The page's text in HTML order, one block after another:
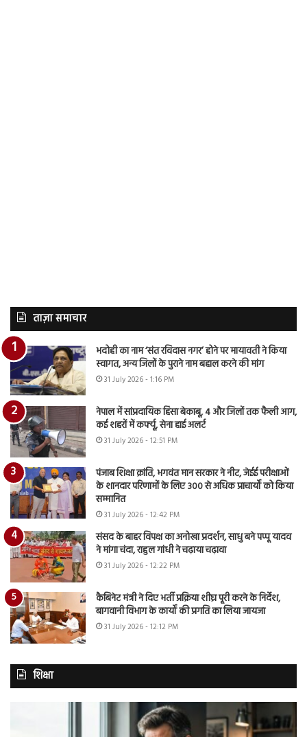
ताज़ा समाचार
भदोही का नाम ‘संत रविदास नगर’ होने पर मायावती ने किया
स्वागत, अन्य जिलों के पुराने नाम बहाल करने की मांग
31 July 2026 - 1:16 PM
नेपाल में सांप्रदायिक हिंसा बेकाबू, 4 और जिलों तक फैली आग,
कई शहरों में कर्फ्यू, सेना हाई अलर्ट
31 July 2026 - 12:51 PM
पंजाब शिक्षा क्रांति, भगवंत मान सरकार ने नीट, जेईई परीक्षाओं
के शानदार परिणामों के लिए 300 से अधिक प्राचार्यों को किया
सम्मानित
31 July 2026 - 12:42 PM
संसद के बाहर विपक्ष का अनोखा प्रदर्शन, साधु बने पप्पू यादव
ने मांगा चंदा, राहुल गांधी ने चढ़ाया चढ़ावा
31 July 2026 - 12:22 PM
कैबिनेट मंत्री ने दिए भर्ती प्रक्रिया शीघ्र पूरी करने के निर्देश,
बागवानी विभाग के कार्यों की प्रगति का लिया जायजा
31 July 2026 - 12:12 PM
शिक्षा